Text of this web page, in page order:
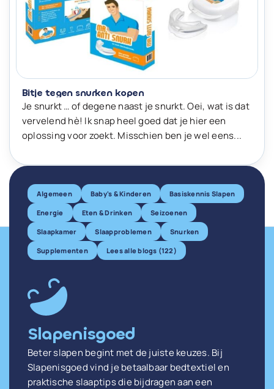
Bitje tegen snurken kopen
Je snurkt … of degene naast je snurkt. Oei, wat is dat
vervelend hè! Ik snap heel goed dat je hier een
oplossing voor zoekt. Misschien ben je wel eens...
Algemeen Baby's & Kinderen Basiskennis Slapen
Energie Eten & Drinken Seizoenen
Slaapkamer Slaapproblemen Snurken
Supplementen Lees alle blogs (122)
Slapenisgoed
Beter slapen begint met de juiste keuzes. Bij
Slapenisgoed vind je betaalbaar bedtextiel en
praktische slaaptips die bijdragen aan een